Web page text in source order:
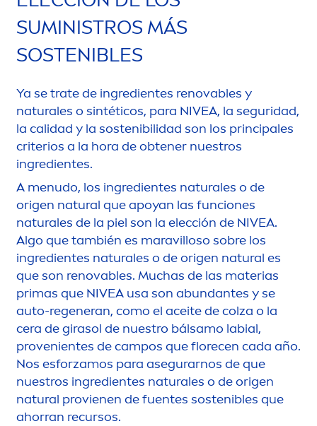
SUMINISTROS MÁS
SOSTENIBLES
Ya se trate de ingredientes renovables y
naturales o sintéticos, para NIVEA, la seguridad,
la calidad y la sostenibilidad son los principales
criterios a la hora de obtener nuestros
ingredientes.
A menudo, los ingredientes naturales o de
origen natural que apoyan las funciones
naturales de la piel son la elección de NIVEA.
Algo que también es maravilloso sobre los
ingredientes naturales o de origen natural es
que son renovables. Muchas de las materias
primas que NIVEA usa son abundantes y se
auto-regeneran, como el aceite de colza o la
cera de girasol de nuestro bálsamo labial,
provenientes de campos que florecen cada año.
Nos esforzamos para asegurarnos de que
nuestros ingredientes naturales o de origen
natural provienen de fuentes sostenibles que
ahorran recursos.